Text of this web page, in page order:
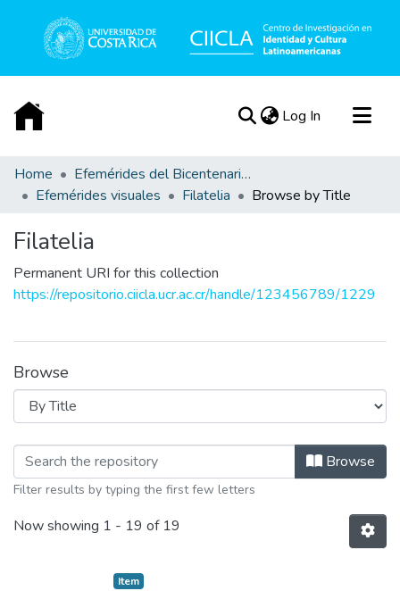
Log In (current)
Communities & Collections
All of DSpace
Acerca de
Home
Efemérides del Bicentenario de la Independencia de Costa Rica
Efemérides visuales
Filatelia Browse by Title
Filatelia
Permanent URI for this collection
https://repositorio.ciicla.ucr.ac.cr/handle/123456789/1229
Browse
Browsing Filatelia by Title Browse
Filter results by typing the first few letters
Now showing 1 - 19 of 19
Item